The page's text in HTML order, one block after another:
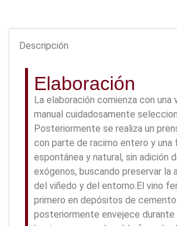
Descripción
Elaboración
La elaboración comienza con una
manual cuidadosamente
Posteriormente se realiza un
con parte de racimo entero y una
espontánea y natural, sin adición
exógenos, buscando preservar la
del viñedo y del entorno.El vino
primero en depósitos de
posteriormente envejece durante